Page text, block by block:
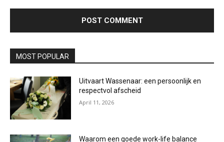
MOST POPULAR
Uitvaart Wassenaar: een persoonlijk en
respectvol afscheid
April 11, 2026
Waarom een goede work-life balance